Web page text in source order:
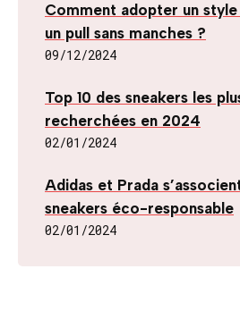
Comment adopter un
un pull sans manches ?
09/12/2024
Top 10 des sneakers les
recherchées en 2024
02/01/2024
Adidas et Prada
sneakers éco-responsable
02/01/2024